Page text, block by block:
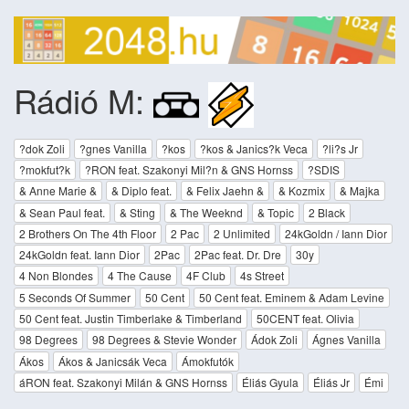
Rádió M:
?dok Zoli ?gnes Vanilla ?kos ?kos & Janics?k Veca
?li?s Jr
?mokfut?k
?RON feat. Szakonyi Mil?n & GNS Hornss
?SDIS
& Anne Marie &
& Diplo feat. & Felix Jaehn & & Kozmix
& Majka
& Sean Paul feat.
& Sting & The Weeknd & Topic
2 Black
2 Brothers On The 4th Floor
2 Pac 2 Unlimited
24kGoldn / Iann Dior
24kGoldn feat. Iann Dior
2Pac 2Pac feat. Dr. Dre
30y
4 Non Blondes
4 The Cause 4F Club
4s Street
5 Seconds Of Summer
50 Cent
50 Cent feat. Eminem & Adam Levine
50 Cent feat. Justin Timberlake & Timberland
50CENT feat. Olivia
98 Degrees
98 Degrees & Stevie Wonder Ádok Zoli
Ágnes Vanilla
Ákos
Ákos & Janicsák Veca
Ámokfutók
áRON feat. Szakonyi Milán & GNS Hornss
Éliás Gyula Éliás Jr Émi